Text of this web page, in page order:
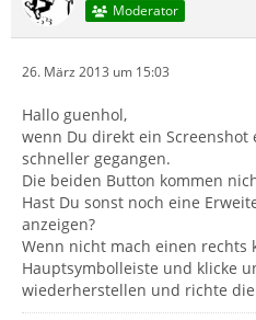
Moderator
26. März 2013 um 15:03
Hallo guenhol,
wenn Du direkt ein
schneller gegangen.
Die beiden Button kommen
Hast Du sonst noch eine
anzeigen?
Wenn nicht mach einen rechts
Hauptsymbolleiste und klicke
wiederherstellen und richte